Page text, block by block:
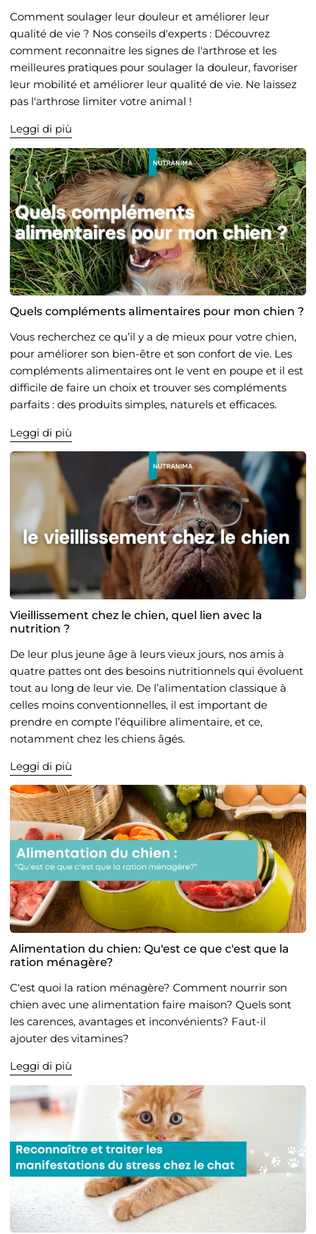
Comment soulager leur douleur et améliorer leur
qualité de vie ? Nos conseils d'experts : Découvrez
comment reconnaitre les signes de l'arthrose et les
meilleures pratiques pour soulager la douleur, favoriser
leur mobilité et améliorer leur qualité de vie. Ne laissez
pas l'arthrose limiter votre animal !
Leggi di più
Quels compléments alimentaires pour mon chien ?
Vous recherchez ce qu’il y a de mieux pour votre chien,
pour améliorer son bien-être et son confort de vie. Les
compléments alimentaires ont le vent en poupe et il est
difficile de faire un choix et trouver ses compléments
parfaits : des produits simples, naturels et efficaces.
Leggi di più
Vieillissement chez le chien, quel lien avec la
nutrition ?
De leur plus jeune âge à leurs vieux jours, nos amis à
quatre pattes ont des besoins nutritionnels qui évoluent
tout au long de leur vie. De l’alimentation classique à
celles moins conventionnelles, il est important de
prendre en compte l’équilibre alimentaire, et ce,
notamment chez les chiens âgés.
Leggi di più
Alimentation du chien: Qu'est ce que c'est que la
ration ménagère?
C'est quoi la ration ménagère? Comment nourrir son
chien avec une alimentation faire maison? Quels sont
les carences, avantages et inconvénients? Faut-il
ajouter des vitamines?
Leggi di più